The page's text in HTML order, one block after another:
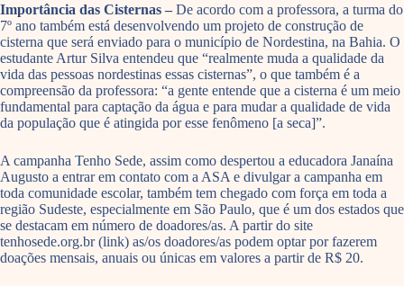
Importância das Cisternas – De acordo com a professora, a turma do
7º ano também está desenvolvendo um projeto de construção de
cisterna que será enviado para o município de Nordestina, na Bahia. O
estudante Artur Silva entendeu que “realmente muda a qualidade da
vida das pessoas nordestinas essas cisternas”, o que também é a
compreensão da professora: “a gente entende que a cisterna é um meio
fundamental para captação da água e para mudar a qualidade de vida
da população que é atingida por esse fenômeno [a seca]”.
A campanha Tenho Sede, assim como despertou a educadora Janaína
Augusto a entrar em contato com a ASA e divulgar a campanha em
toda comunidade escolar, também tem chegado com força em toda a
região Sudeste, especialmente em São Paulo, que é um dos estados que
se destacam em número de doadores/as. A partir do site
tenhosede.org.br (link) as/os doadores/as podem optar por fazerem
doações mensais, anuais ou únicas em valores a partir de R$ 20.